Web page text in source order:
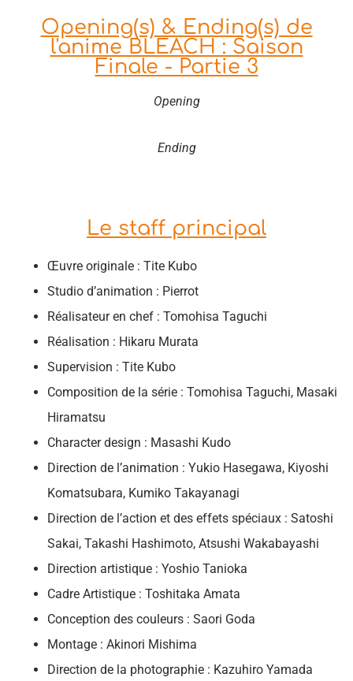
Opening(s) & Ending(s) de
l'anime BLEACH : Saison
Finale - Partie 3
Opening
Ending
Le staff principal
Œuvre originale : Tite Kubo
Studio d’animation : Pierrot
Réalisateur en chef : Tomohisa Taguchi
Réalisation : Hikaru Murata
Supervision : Tite Kubo
Composition de la série : Tomohisa Taguchi, Masaki
Hiramatsu
Character design : Masashi Kudo
Direction de l’animation : Yukio Hasegawa, Kiyoshi
Komatsubara, Kumiko Takayanagi
Direction de l’action et des effets spéciaux : Satoshi
Sakai, Takashi Hashimoto, Atsushi Wakabayashi
Direction artistique : Yoshio Tanioka
Cadre Artistique : Toshitaka Amata
Conception des couleurs : Saori Goda
Montage : Akinori Mishima
Direction de la photographie : Kazuhiro Yamada